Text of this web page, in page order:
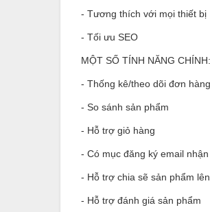
- Tương thích với mọi thiết bị
- Tối ưu SEO
MỘT SỐ TÍNH NĂNG CHÍNH:
- Thống kê/theo dõi đơn hàng
- So sánh sản phẩm
- Hỗ trợ giỏ hàng
- Có mục đăng ký email
- Hỗ trợ chia sẽ sản phẩm
- Hỗ trợ đánh giá sản phẩm